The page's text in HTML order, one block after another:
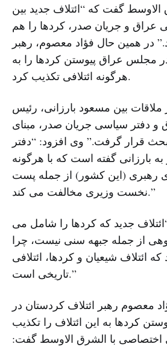
الاوسط گفت که “ائتلاف جدید بین
عراق و جریان صدر، کردها را هم
در همین حال فؤاد معصوم، رهبر
مجلس عراق پیوستن کردها را به
هرگونه ائتلافی تکذیب کرد.
بین مسعود بارزانی، رئیس
و دفتر سیاسی جریان صدر، مبنای
بحث قرار گرفت.” وی افزود: “دفتر
بارزانی گفته است که با هرگونه
رهبری (این کشور) از جمله پست
نخست وزیری مخالفت می کند.”
جدید که کردها را شامل می
از جمله جبهه سنی نیست، چرا
ائتلاف شیعیان و کردها، ائتلافی
تاریخی است.”
معصوم رهبر ائتلاف کردستان در
کردها به این ائتلاف را تکذیب
اختصاصی با الشرق الاوسط گفت: